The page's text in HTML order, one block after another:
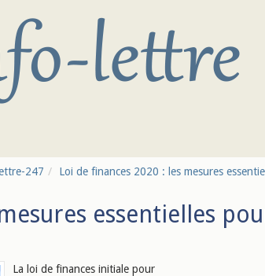
247 Loi de finances 2020 : les mesures
essentielles
La loi de finances initiale pour